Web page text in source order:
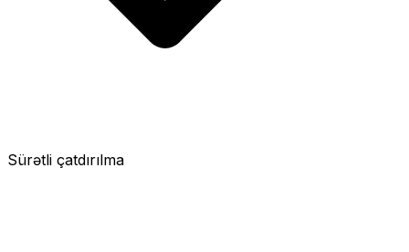
Sürətli çatdırılma